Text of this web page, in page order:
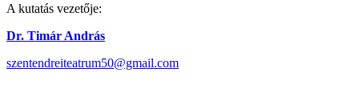
A kutatás vezetője:
Dr. Timár András
szentendreiteatrum50@gmail.com